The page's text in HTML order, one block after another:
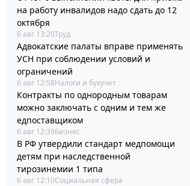
на работу инвалидов надо сдать до 12
октября
6 авг 13:20Труд
Адвокатские палаты вправе применять
УСН при соблюдении условий и
ограничений
6 авг 12:58Налоги и бухучет
Контракты по однородным товарам
можно заключать с одним и тем же
едпоставщиком
6 авг 12:39Бизнес
В РФ утвердили стандарт медпомощи
детям при наследственной
тирозинемии 1 типа
6 авг 12:10Социальная сфера